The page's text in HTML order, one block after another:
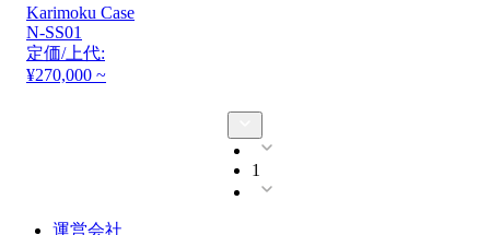
Karimoku Case
N-SS01
定価/上代:
¥270,000 ~
1
運営会社